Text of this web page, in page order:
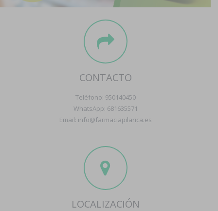
Boletín
CONTACTO
Teléfono: 950140450
WhatsApp: 681635571
Email: info@farmaciapilarica.es
LOCALIZACIÓN